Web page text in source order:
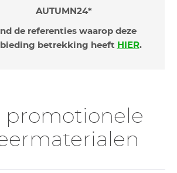
AUTUMN24*
de referenties waarop deze
betrekking heeft HIER.
promotionele